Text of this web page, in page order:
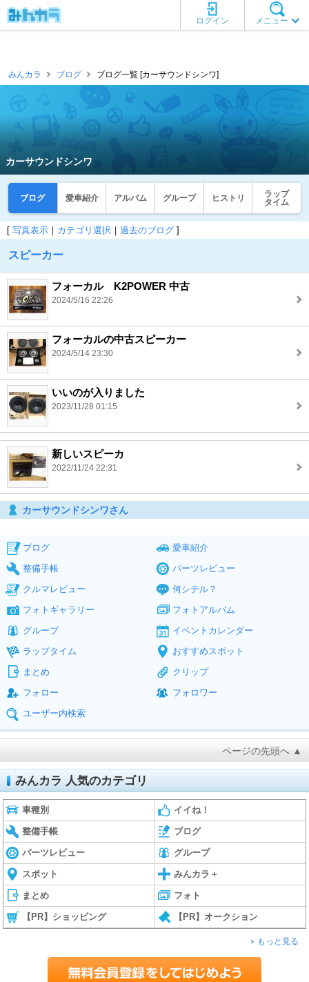
メニュー
ログイン
みんカラ ブログ ブログ一覧 [カーサウンドシンワ]
カーサウンドシンワ
ブログ 愛車紹介 アルバム グループ ヒストリ
ラップ
タイム
[ 写真表示 ｜ カテゴリ選択 ｜ 過去のブログ ]
スピーカー
フォーカル K2POWER 中古
2024/5/16 22:26
フォーカルの中古スピーカー
2024/5/14 23:30
いいのが入りました
2023/11/28 01:15
新しいスピーカ
2022/11/24 22:31
カーサウンドシンワさん
ブログ
愛車紹介
整備手帳
パーツレビュー
クルマレビュー
何シテル？
フォトギャラリー
フォトアルバム
グループ
イベントカレンダー
ラップタイム
おすすめスポット
まとめ
クリップ
フォロー
フォロワー
ユーザー内検索
ページの先頭へ ▲
みんカラ 人気のカテゴリ
車種別 イイね！
整備手帳 ブログ
パーツレビュー グループ
スポット みんカラ＋
まとめ フォト
【PR】ショッピング 【PR】オークション
もっと見る